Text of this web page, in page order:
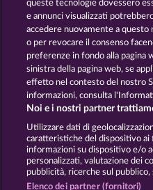
Termini
Informativa
Note legali
Invia
queste tecnologie dovessero
e annunci visualizzati
accedere nuovamente a
o per revocare il consenso
preferenze in fondo alla pagina
sinistra della pagina web, se
effetto nel contesto del nostro
informazioni, consulta
Noi e i nostri partner
Utilizzare dati di
caratteristiche del dispositivo ai
informazioni su dispositivo e/o
personalizzati, valutazione dei
pubblicità, ricerche sul
Elenco dei partner (fornitori)